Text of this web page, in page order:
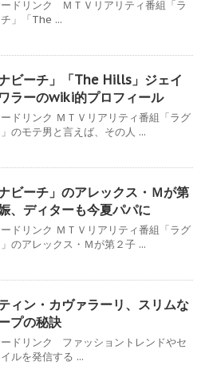
ドリンク ＭＴＶリアリティ番組「ラ
」「The ...
ナビーチ」「The Hills」ジェイ
ラーのwiki的プロフィール
ドリンク ＭＴＶリアリティ番組「ラグ
のモテ男と言えば、その人 ...
ナビーチ」のアレックス・Ｍが第
、ディターも今夏パパに
ドリンク ＭＴＶリアリティ番組「ラグ
のアレックス・Ｍが第２子 ...
ィン・カヴァラーリ、スリムな
プの秘訣
ドリンク ファッショントレンドやセ
ルを発信する ...